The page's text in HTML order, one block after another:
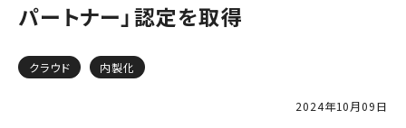
パートナー」認定を取得
クラウド 内製化
2024年10月09日